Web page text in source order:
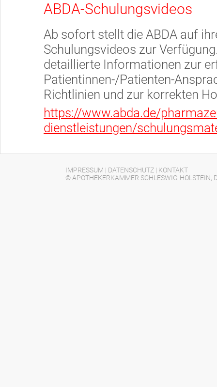
ABDA-Schulungsvideos
Ab sofort stellt die ABDA auf
Schulungsvideos zur
detaillierte Informationen zur
Patientinnen-/Patienten-
Richtlinien und zur korrekten
https://www.abda.de/
dienstleistungen/
IMPRESSUM | DATENSCHUTZ | KONTAKT
© APOTHEKERKAMMER SCHLESWIG-HOLSTEIN,